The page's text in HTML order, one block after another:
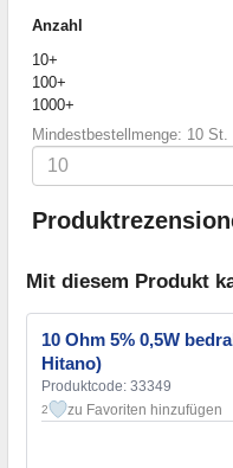
Anzahl
10+
100+
1000+
Mindestbestellmenge: 10 St.
Mit diesem Produkt
10 Ohm 5% 0,5W
Hitano)
Produktcode: 33349
2 zu Favoriten hinzufügen